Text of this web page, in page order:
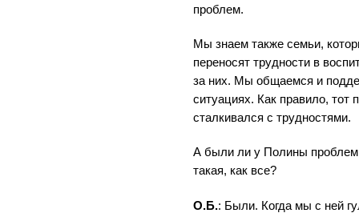
проблем.
Мы знаем также семьи,
переносят трудности в
за них. Мы общаемся и
ситуациях. Как правило, тот
сталкивался с трудностями.
А были ли у Полины
такая, как все?
О.Б.: Были. Когда мы с ней